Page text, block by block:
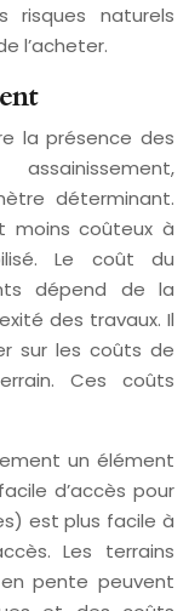
risques naturels
l’acheter.
la présence des
déterminant.
moins coûteux à
Le coût du
dépend de la
des travaux. Il
sur les coûts de
Ces coûts
un élément
d’accès pour
est plus facile à
Les terrains
pente peuvent